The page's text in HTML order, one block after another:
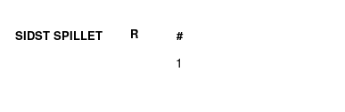
SIDST SPILLET R #
1